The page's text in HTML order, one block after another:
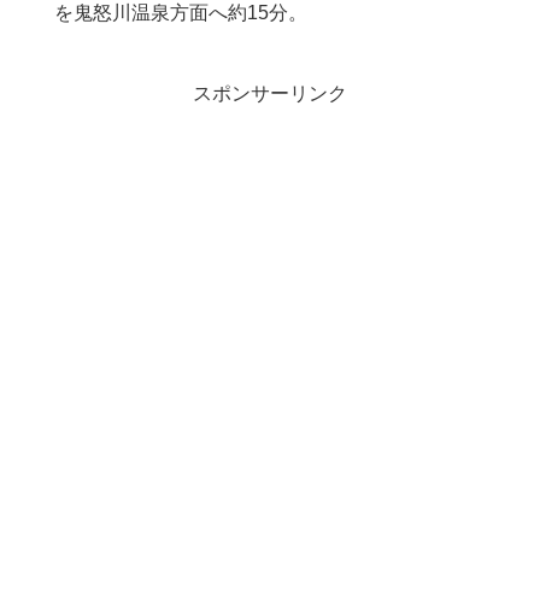
を鬼怒川温泉方面へ約15分。
スポンサーリンク